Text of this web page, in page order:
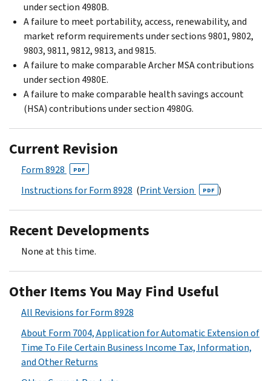
under section 4980B.
A failure to meet portability, access, renewability, and
market reform requirements under sections 9801, 9802,
9803, 9811, 9812, 9813, and 9815.
A failure to make comparable Archer MSA contributions
under section 4980E.
A failure to make comparable health savings account
(HSA) contributions under section 4980G.
Current Revision
Form 8928 PDF
Instructions for Form 8928 (Print Version PDF )
Recent Developments
None at this time.
Other Items You May Find Useful
All Revisions for Form 8928
About Form 7004, Application for Automatic Extension of
Time To File Certain Business Income Tax, Information,
and Other Returns